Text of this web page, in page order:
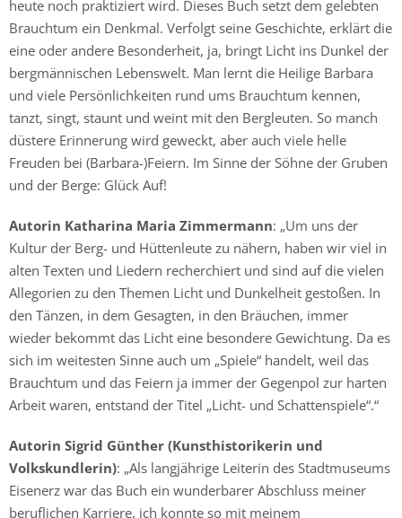
heute noch praktiziert wird. Dieses Buch setzt dem gelebten
Brauchtum ein Denkmal. Verfolgt seine Geschichte, erklärt die
eine oder andere Besonderheit, ja, bringt Licht ins Dunkel der
bergmännischen Lebenswelt. Man lernt die Heilige Barbara
und viele Persönlichkeiten rund ums Brauchtum kennen,
tanzt, singt, staunt und weint mit den Bergleuten. So manch
düstere Erinnerung wird geweckt, aber auch viele helle
Freuden bei (Barbara-)Feiern. Im Sinne der Söhne der Gruben
und der Berge: Glück Auf!
Autorin Katharina Maria Zimmermann: „Um uns der
Kultur der Berg- und Hüttenleute zu nähern, haben wir viel in
alten Texten und Liedern recherchiert und sind auf die vielen
Allegorien zu den Themen Licht und Dunkelheit gestoßen. In
den Tänzen, in dem Gesagten, in den Bräuchen, immer
wieder bekommt das Licht eine besondere Gewichtung. Da es
sich im weitesten Sinne auch um „Spiele“ handelt, weil das
Brauchtum und das Feiern ja immer der Gegenpol zur harten
Arbeit waren, entstand der Titel „Licht- und Schattenspiele“.“
Autorin Sigrid Günther (Kunsthistorikerin und
Volkskundlerin): „Als langjährige Leiterin des Stadtmuseums
Eisenerz war das Buch ein wunderbarer Abschluss meiner
beruflichen Karriere, ich konnte so mit meinem